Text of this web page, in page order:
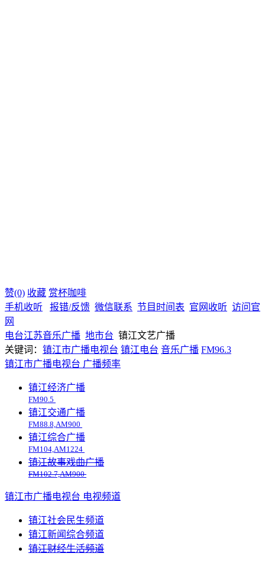
赞(0) 收藏 赏杯咖啡
手机收听
报错/反馈 微信联系 节目时间表 官网收听 访问官
网
电台江苏音乐广播 地市台 镇江文艺广播
关键词： 镇江市广播电视台 镇江电台 音乐广播 FM96.3
镇江市广播电视台 广播频率
镇江经济广播
FM90.5
镇江交通广播
FM88.8,AM900
镇江综合广播
FM104,AM1224
镇江故事戏曲广播
FM102.7,AM900
镇江市广播电视台 电视频道
镇江社会民生频道
镇江新闻综合频道
镇江财经生活频道